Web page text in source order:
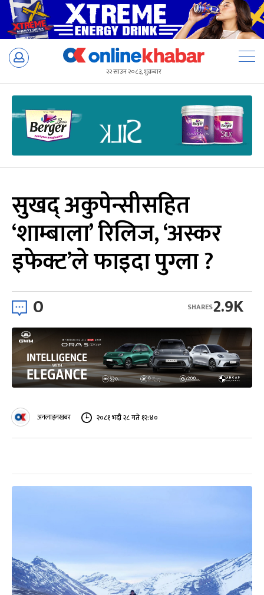
Skip
२२ साउन २०८३, शुक्रबार
सुखद् अकुपेन्सीसहित
‘शाम्बाला’ रिलिज, ‘अस्कर
इफेक्ट’ले फाइदा पुग्ला ?
0 2.9K
SHARES
अनलाइनखबर २०८१ भदौ २८ गते १२:४०